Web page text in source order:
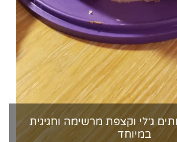
ג׳לי וקצפת מרשימה וחגיגית
במיוחד